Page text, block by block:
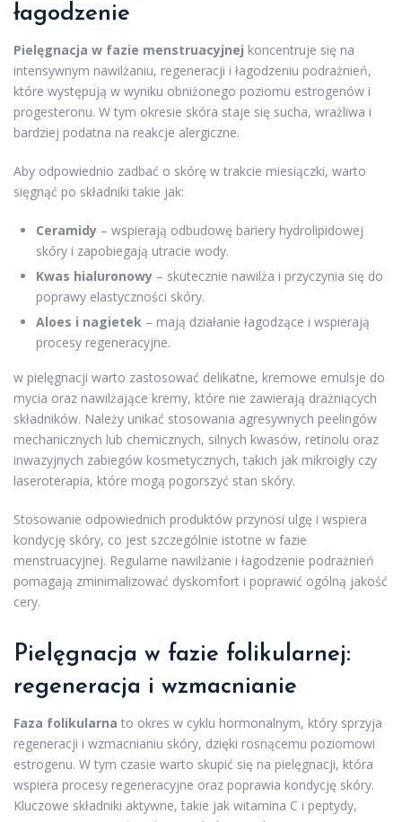
łagodzenie
Pielęgnacja w fazie menstruacyjnej koncentruje się na
intensywnym nawilżaniu, regeneracji i łagodzeniu podrażnień,
które występują w wyniku obniżonego poziomu estrogenów i
progesteronu. W tym okresie skóra staje się sucha, wrażliwa i
bardziej podatna na reakcje alergiczne.
Aby odpowiednio zadbać o skórę w trakcie miesiączki, warto
sięgnąć po składniki takie jak:
Ceramidy – wspierają odbudowę bariery hydrolipidowej
skóry i zapobiegają utracie wody.
Kwas hialuronowy – skutecznie nawilża i przyczynia się do
poprawy elastyczności skóry.
Aloes i nagietek – mają działanie łagodzące i wspierają
procesy regeneracyjne.
w pielęgnacji warto zastosować delikatne, kremowe emulsje do
mycia oraz nawilżające kremy, które nie zawierają drażniących
składników. Należy unikać stosowania agresywnych peelingów
mechanicznych lub chemicznych, silnych kwasów, retinolu oraz
inwazyjnych zabiegów kosmetycznych, takich jak mikroigły czy
laseroterapia, które mogą pogorszyć stan skóry.
Stosowanie odpowiednich produktów przynosi ulgę i wspiera
kondycję skóry, co jest szczególnie istotne w fazie
menstruacyjnej. Regularne nawilżanie i łagodzenie podrażnień
pomagają zminimalizować dyskomfort i poprawić ogólną jakość
cery.
Pielęgnacja w fazie folikularnej:
regeneracja i wzmacnianie
Faza folikularna to okres w cyklu hormonalnym, który sprzyja
regeneracji i wzmacnianiu skóry, dzięki rosnącemu poziomowi
estrogenu. W tym czasie warto skupić się na pielęgnacji, która
wspiera procesy regeneracyjne oraz poprawia kondycję skóry.
Kluczowe składniki aktywne, takie jak witamina C i peptydy,